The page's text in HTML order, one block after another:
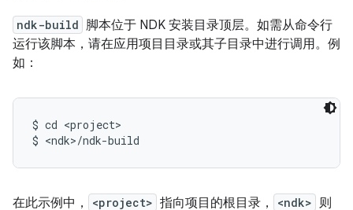
ndk-build 脚本位于 NDK 安装目录顶层。如需从命令行
运行该脚本，请在应用项目目录或其子目录中进行调用。例
如：
$ cd <project>
在此示例中， <project> 指向项目的根目录， <ndk> 则